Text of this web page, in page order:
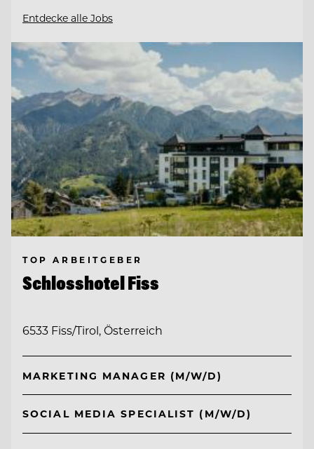
Entdecke alle Jobs
TOP ARBEITGEBER
Schlosshotel Fiss
6533 Fiss/Tirol, Österreich
MARKETING MANAGER (M/W/D)
SOCIAL MEDIA SPECIALIST (M/W/D)